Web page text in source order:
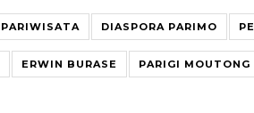
PARIWISATA DIASPORA PARIMO
ERWIN BURASE PARIGI MOUTONG